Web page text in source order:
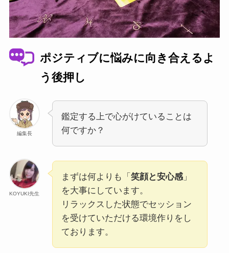
ポジティブに悩みに向き合えるよ
う後押し
編集長
鑑定する上で心がけていることは
何ですか？
KOYUKI先生
まずは何よりも「 笑顔と安心感」
を大事にしています。
リラックスした状態でセッション
を受けていただける環境作りをし
ております。